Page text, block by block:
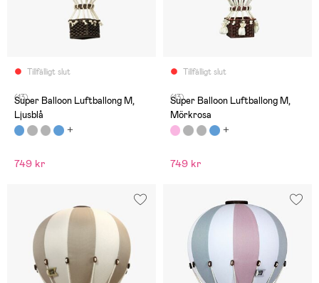
Tillfälligt slut
(13)
Super Balloon Luftballong M,
Ljusblå
749 kr
Tillfälligt slut
(13)
Super Balloon Luftballong M,
Mörkrosa
749 kr